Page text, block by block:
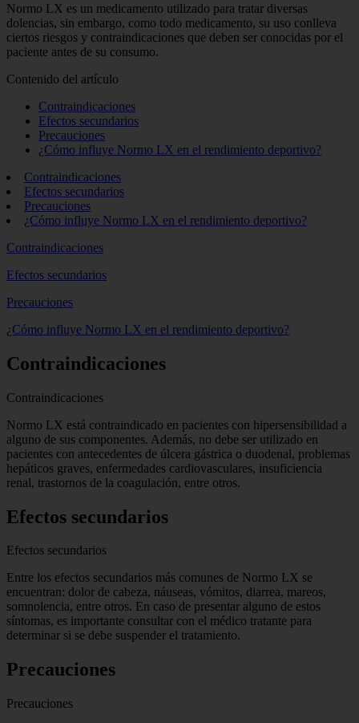
Normo LX es un medicamento utilizado para tratar diversas
dolencias, sin embargo, como todo medicamento, su uso conlleva
ciertos riesgos y contraindicaciones que deben ser conocidas por el
paciente antes de su consumo.
Contenido del artículo
Contraindicaciones
Efectos secundarios
Precauciones
¿Cómo influye Normo LX en el rendimiento deportivo?
Contraindicaciones
Efectos secundarios
Precauciones
¿Cómo influye Normo LX en el rendimiento deportivo?
Contraindicaciones
Efectos secundarios
Precauciones
¿Cómo influye Normo LX en el rendimiento deportivo?
Contraindicaciones
Contraindicaciones
Normo LX está contraindicado en pacientes con hipersensibilidad a
alguno de sus componentes. Además, no debe ser utilizado en
pacientes con antecedentes de úlcera gástrica o duodenal, problemas
hepáticos graves, enfermedades cardiovasculares, insuficiencia
renal, trastornos de la coagulación, entre otros.
Efectos secundarios
Efectos secundarios
Entre los efectos secundarios más comunes de Normo LX se
encuentran: dolor de cabeza, náuseas, vómitos, diarrea, mareos,
somnolencia, entre otros. En caso de presentar alguno de estos
síntomas, es importante consultar con el médico tratante para
determinar si se debe suspender el tratamiento.
Precauciones
Precauciones